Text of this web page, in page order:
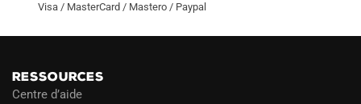
Visa / MasterCard / Mastero / Paypal
RESSOURCES
Centre d’aide